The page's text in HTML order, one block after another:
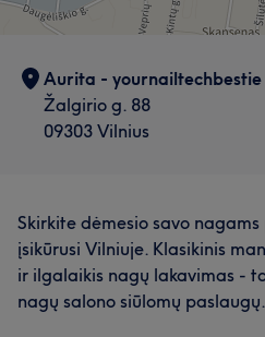
Aurita - yournailtechbestie
Žalgirio g. 88
09303 Vilnius
Skirkite dėmesio savo
įsikūrusi Vilniuje. Klasikinis
ir ilgalaikis nagų lakavimas -
nagų salono siūlomų paslaugų.